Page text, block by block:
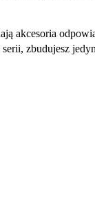
akcesoria
zbudujesz